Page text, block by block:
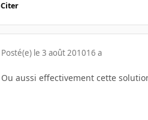
Citer
Posté(e) le 3 août 201016 a
Ou aussi effectivement cette